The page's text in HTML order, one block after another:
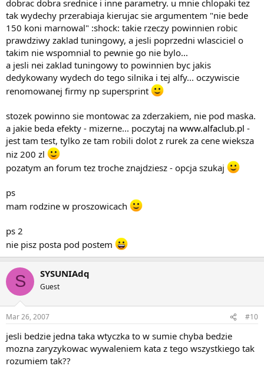
dobrac dobra srednice i inne parametry. u mnie chlopaki tez
tak wydechy przerabiaja kierujac sie argumentem "nie bede
150 koni marnowal" :shock: takie rzeczy powinnien robic
prawdziwy zaklad tuningowy, a jesli poprzedni wlasciciel o
takim nie wspomnial to pewnie go nie bylo...
a jesli nei zaklad tuningowy to powinnien byc jakis
dedykowany wydech do tego silnika i tej alfy... oczywiscie
renomowanej firmy np supersprint
stozek powinno sie montowac za zderzakiem, nie pod maska.
a jakie beda efekty - mizerne... poczytaj na www.alfaclub.pl -
jest tam test, tylko ze tam robili dolot z rurek za cene wieksza
niz 200 zl
pozatym an forum tez troche znajdziesz - opcja szukaj
ps
mam rodzine w proszowicach
ps 2
nie pisz posta pod postem
S SYSUNIAdq
Guest
Mar 26, 2007 #10
jesli bedzie jedna taka wtyczka to w sumie chyba bedzie
mozna zaryzykowac wywaleniem kata z tego wszystkiego tak
rozumiem tak??